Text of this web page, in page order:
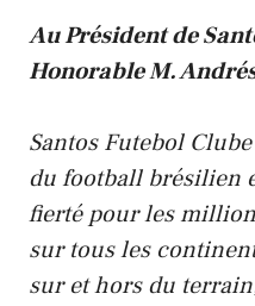
Au Président de
Honorable M.
Santos Futebol
du football brésilien
fierté pour les
sur tous les
sur et hors du